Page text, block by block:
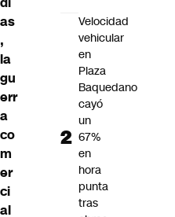
as
,
la
gu
err
a
co
m
er
ci
al
Velocidad
vehicular
en
Plaza
Baquedano
cayó
un
67%
en
hora
punta
tras